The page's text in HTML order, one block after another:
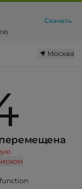
Москва
Скачать